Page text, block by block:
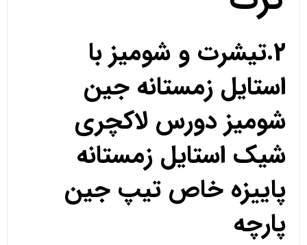
2.تیشرت و شومیز با
استایل زمستانه جین
شومیز دورس لاکچری
شیک استایل زمستانه
پاییزه خاص تیپ جین
پارچه